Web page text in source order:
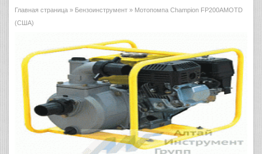
Главная страница » Бензоинструмент » Мотопомпа Champion FP200AMOTD
(США)